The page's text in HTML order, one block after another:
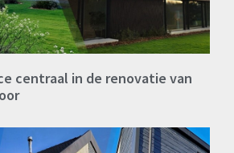
centraal in de renovatie van